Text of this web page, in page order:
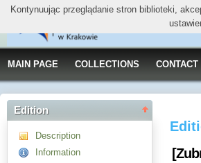
MAIN PAGE COLLECTIONS CONTACT
Edition
Description
Information
Kontynuując przeglądanie stron biblioteki,